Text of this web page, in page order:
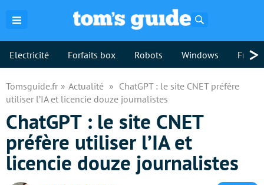
Electricité Forfaits box Robots Windows >
Tomsguide.fr Actualité
ChatGPT : le site CNET préfère
utiliser l’IA et licencie douze journalistes
ChatGPT : le site CNET
préfère utiliser l’IA et
licencie douze journalistes